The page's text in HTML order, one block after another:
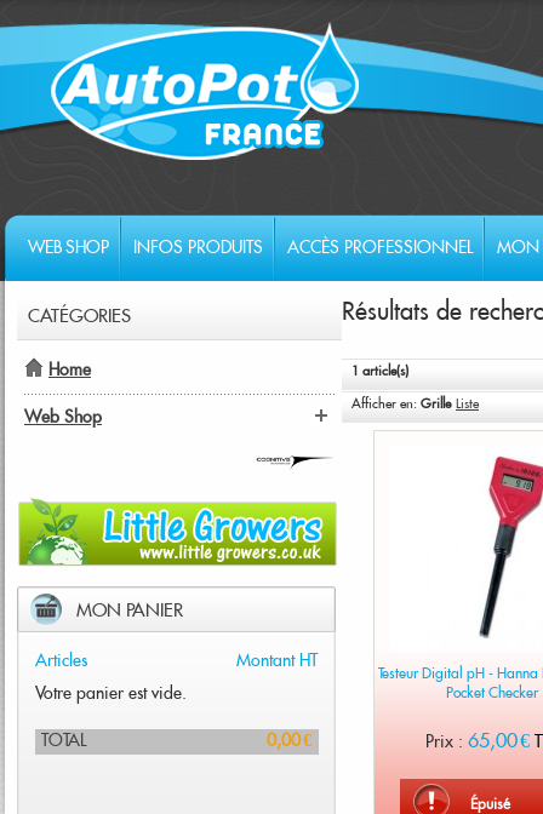
WEB SHOP INFOS PRODUITS ACCÈS PROFESSIONNEL MON
Résultats de
1 article(s)
Afficher en: Grille Liste
Testeur Digital pH -
Pocket Checker
Prix : 65,00 €
Épuisé
CATÉGORIES
Home
Web Shop
MON PANIER
Articles
Montant HT
Votre panier est vide.
TOTAL 0,00 €